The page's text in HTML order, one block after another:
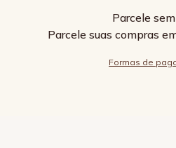
Parcele
Parcele suas compras
Formas de